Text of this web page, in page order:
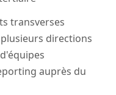
transverses
directions
auprès du